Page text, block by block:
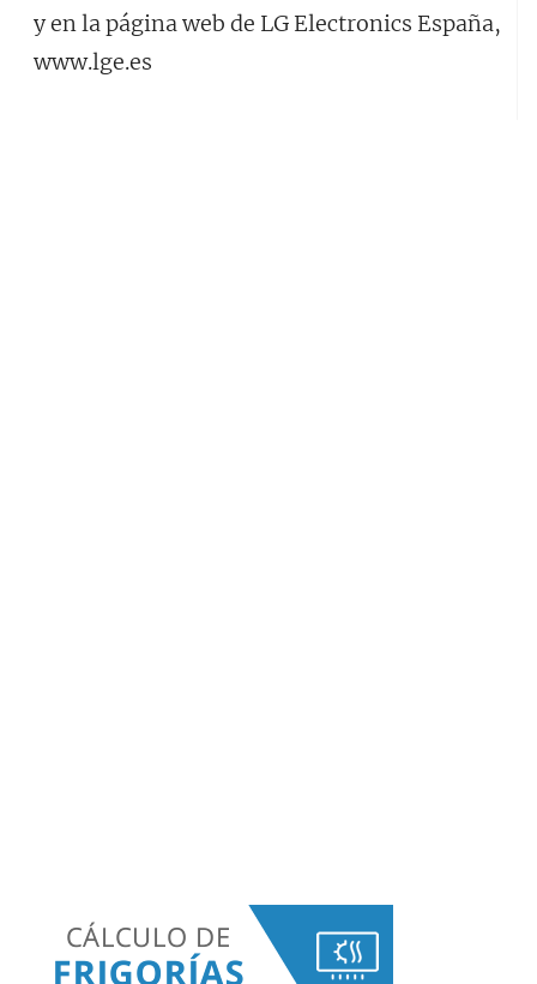
y en la página web de LG Electronics España,
www.lge.es